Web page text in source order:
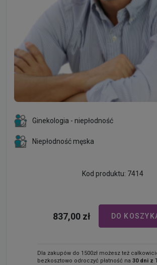
Ginekologia - niepłodność
Niepłodność męska
Kod produktu: 7414
837,00 zł DO
Dla zakupów do 1500zł możesz też
bezkosztowo odroczyć płatność na 30 dni z